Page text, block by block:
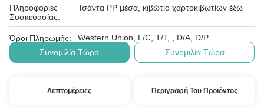
Πληροφορίες
Συσκευασίας:
Τσάντα PP μέσα, κιβώτιο χαρτοκιβωτίων έξω
Όροι Πληρωμής:
Western Union, L/C, T/T, , D/A, D/P
Συνομιλία Τώρα
Συνομιλία Τώρα
Λεπτομέρειες Περιγραφή Του Προϊόντος